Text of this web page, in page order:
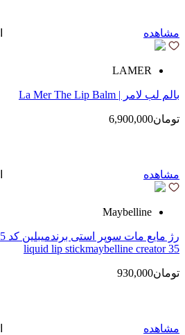
مشاهده
LAMER
بالم لب لامر | La Mer The Lip Balm
تومان6,900,000
مشاهده
Maybelline
liquid lip stickmaybelline creator 35
تومان930,000
مشاهده